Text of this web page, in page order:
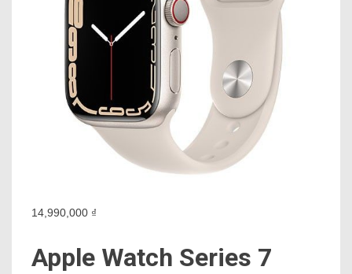
14,990,000 ₫
Apple Watch Series 7